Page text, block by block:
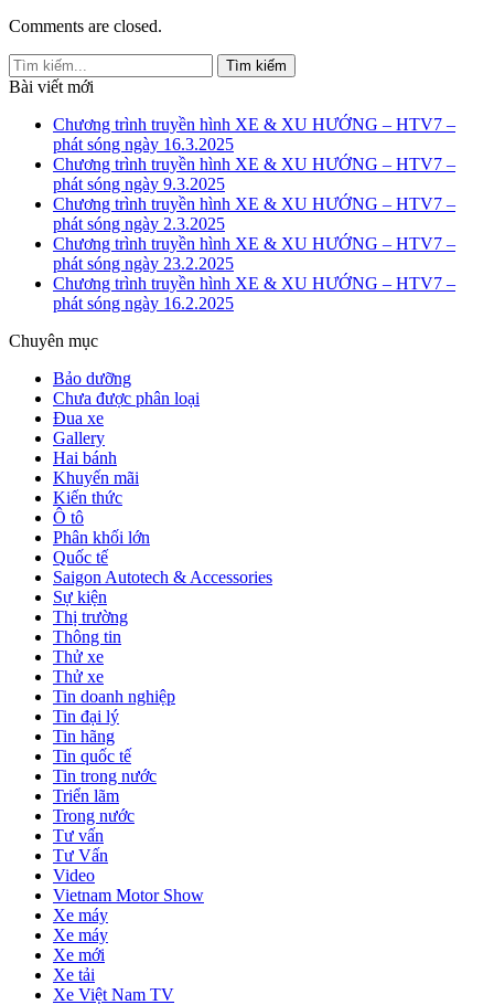
Comments are closed.
Bài viết mới
Chương trình truyền hình XE & XU HƯỚNG – HTV7 –
phát sóng ngày 16.3.2025
Chương trình truyền hình XE & XU HƯỚNG – HTV7 –
phát sóng ngày 9.3.2025
Chương trình truyền hình XE & XU HƯỚNG – HTV7 –
phát sóng ngày 2.3.2025
Chương trình truyền hình XE & XU HƯỚNG – HTV7 –
phát sóng ngày 23.2.2025
Chương trình truyền hình XE & XU HƯỚNG – HTV7 –
phát sóng ngày 16.2.2025
Chuyên mục
Bảo dưỡng
Chưa được phân loại
Đua xe
Gallery
Hai bánh
Khuyến mãi
Kiến thức
Ô tô
Phân khối lớn
Quốc tế
Saigon Autotech & Accessories
Sự kiện
Thị trường
Thông tin
Thử xe
Thử xe
Tin doanh nghiệp
Tin đại lý
Tin hãng
Tin quốc tế
Tin trong nước
Triển lãm
Trong nước
Tư vấn
Tư Vấn
Video
Vietnam Motor Show
Xe máy
Xe máy
Xe mới
Xe tải
Xe Việt Nam TV